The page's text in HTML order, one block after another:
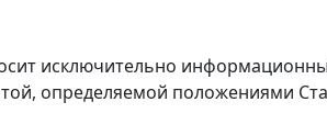
исключительно
определяемой положениями